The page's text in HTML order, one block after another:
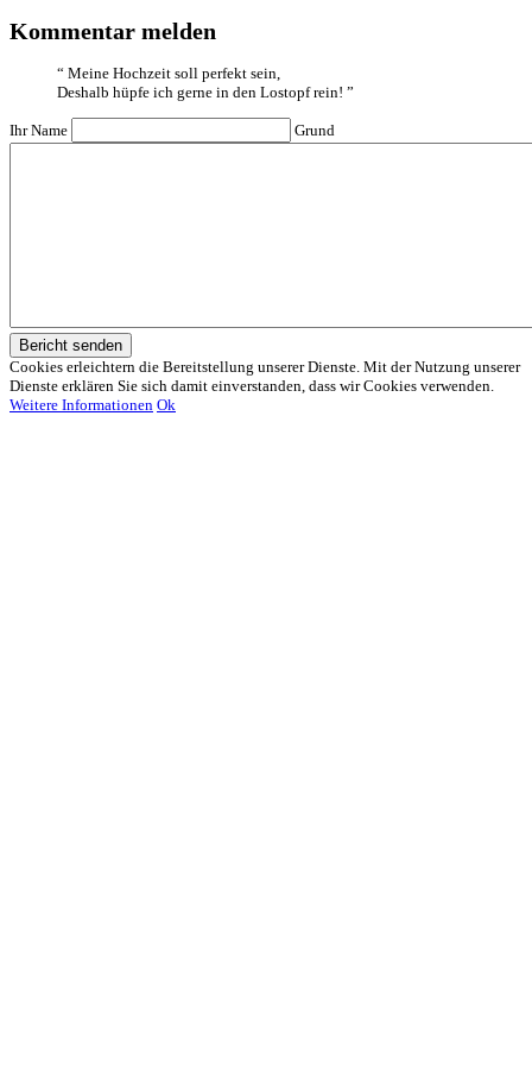
Kommentar melden
“ Meine Hochzeit soll perfekt sein,
Deshalb hüpfe ich gerne in den Lostopf rein! ”
Ihr Name Grund
Bericht senden
Cookies erleichtern die Bereitstellung unserer Dienste. Mit der Nutzung unserer
Dienste erklären Sie sich damit einverstanden, dass wir Cookies verwenden.
Weitere Informationen Ok